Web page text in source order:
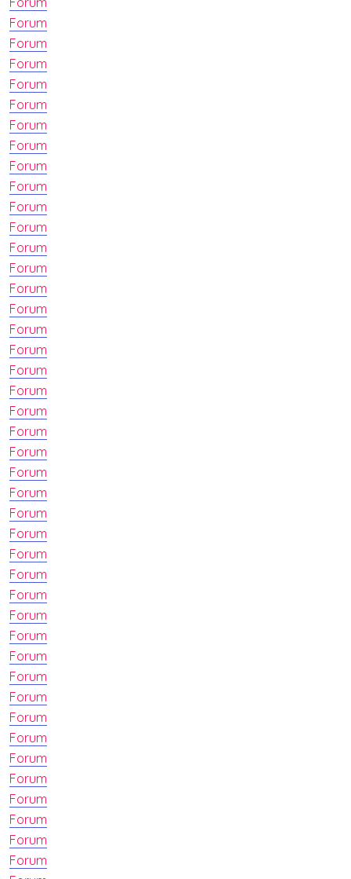
Forum
Forum
Forum
Forum
Forum
Forum
Forum
Forum
Forum
Forum
Forum
Forum
Forum
Forum
Forum
Forum
Forum
Forum
Forum
Forum
Forum
Forum
Forum
Forum
Forum
Forum
Forum
Forum
Forum
Forum
Forum
Forum
Forum
Forum
Forum
Forum
Forum
Forum
Forum
Forum
Forum
Forum